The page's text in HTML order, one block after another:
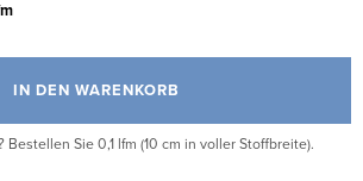
IN DEN WARENKORB
Bestellen Sie 0,1 lfm (10 cm in voller Stoffbreite).